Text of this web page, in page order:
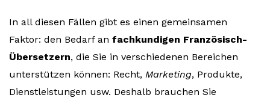
In all diesen Fällen gibt es einen gemeinsamen
Faktor: den Bedarf an fachkundigen Französisch-
Übersetzern, die Sie in verschiedenen Bereichen
unterstützen können: Recht, Marketing, Produkte,
Dienstleistungen usw. Deshalb brauchen Sie